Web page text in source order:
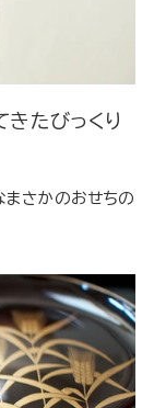
たびっくり
まさかのおせちの